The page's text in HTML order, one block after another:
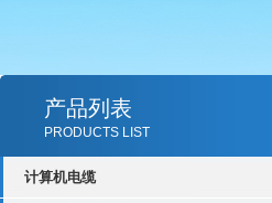
产品列表
PRODUCTS LIST
计算机电缆